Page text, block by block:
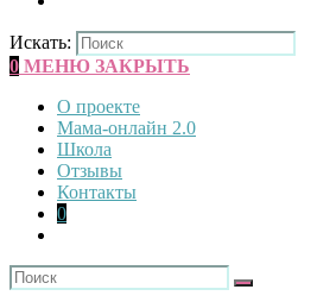
Искать:
0 МЕНЮ ЗАКРЫТЬ
О проекте
Мама-онлайн 2.0
Школа
Отзывы
Контакты
0